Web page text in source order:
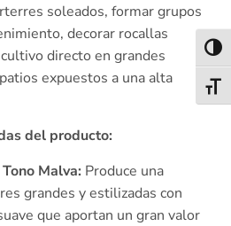
soleados, formar grupos
decorar rocallas
directo en grandes
expuestos a una alta
del producto:
Malva: Produce una
grandes y estilizadas con
que aportan un gran valor